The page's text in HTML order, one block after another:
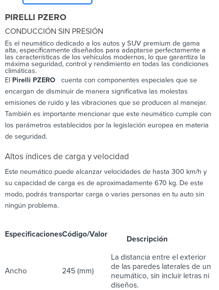
PIRELLI PZERO
CONDUCCIÓN SIN PRESIÓN
Es el neumático dedicado a los autos y SUV premium de gama
alta, específicamente diseñados para adaptarse perfectamente a
las características de los vehículos modernos, lo que garantiza la
máxima seguridad, control y rendimiento en todas las condiciones
climáticas.
El Pirelli PZERO cuenta con componentes especiales que se
encargan de disminuir de manera significativa las molestas
emisiones de ruido y las vibraciones que se producen al manejar.
También es importante mencionar que este neumático cumple con
los parámetros establecidos por la legislación europea en materia
de seguridad.
Altos índices de carga y velocidad
Este neumático puede alcanzar velocidades de hasta 300 km/h y
su capacidad de carga es de aproximadamente 670 kg. De este
modo, podrás transportar carga o varias personas en tu auto sin
ningún problema.
EspecificacionesCódigo/Valor
Descripción
Ancho 245 (mm)
La distancia entre el exterior
de las paredes laterales de un
neumático, sin incluir letras ni
diseños.